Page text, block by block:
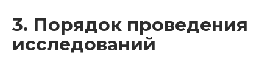
3. Порядок проведения
исследований